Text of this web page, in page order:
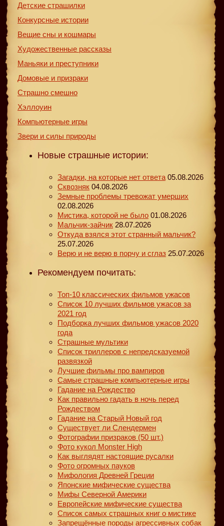
Детские страшилки
Конкурсные истории
Вещие сны и кошмары
Художественные рассказы
Маньяки и преступники
Домовые и призраки
Страшно смешно
Хэллоуин
Компьютерные игры
Звери и силы природы
Новые страшные истории:
Загадки, на которые нет ответа 05.08.2026
Сквозняк 04.08.2026
Земные проблемы тревожат умерших
02.08.2026
Мистика, которой не было 01.08.2026
Мальчик-зайчик 28.07.2026
Откуда взялся этот странный мальчик?
25.07.2026
Верю и не верю в порчу и сглаз 25.07.2026
Рекомендуем почитать:
Топ-10 классических фильмов ужасов
Список 10 лучших фильмов ужасов за
2021 год
Подборка лучших фильмов ужасов 2020
года
Страшные мультики
Список триллеров с непредсказуемой
развязкой
Лучшие фильмы про вампиров
Самые страшные компьютерные игры
Гадание на Рождество
Как правильно гадать в ночь перед
Рождеством
Гадание на Старый Новый год
Существует ли Слендермен
Фотографии призраков (50 шт.)
Фото кукол Monster High
Как выглядят настоящие русалки
Фото огромных пауков
Мифология Древней Греции
Японские мифические существа
Мифы Северной Америки
Европейские мифические существа
Список самых страшных книг о мистике
Запрещённые породы агрессивных собак